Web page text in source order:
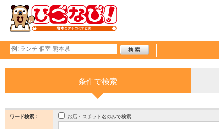
条件で検索
ワード検索： お店・スポット名のみで検索